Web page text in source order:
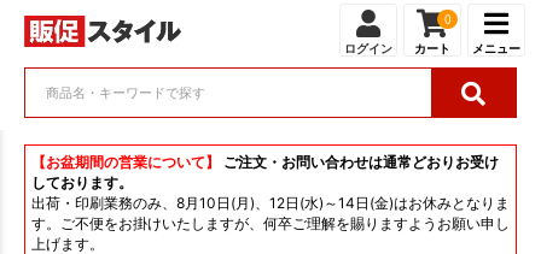
ログイン
0
カート メニュー
【お盆期間の営業について】
ご注文・お問い合わせは通常どおりお受け
しております。
出荷・印刷業務のみ、8月10日(月)、12日(水)～14日(金)はお休みとなりま
す。ご不便をお掛けいたしますが、何卒ご理解を賜りますようお願い申し
上げます。